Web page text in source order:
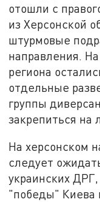
отошли с
из Херсонской
штурмовые
направления.
региона
отдельные
группы
закрепиться на
На херсонском
следует
украинских
"победы" Киева